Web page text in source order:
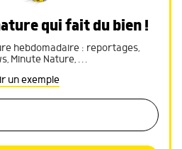
qui fait du bien !
hebdomadaire : reportages,
Minute Nature, …
un exemple